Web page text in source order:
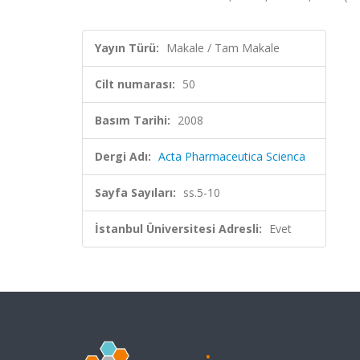
Yayın Türü: Makale / Tam Makale
Cilt numarası: 50
Basım Tarihi: 2008
Dergi Adı: Acta Pharmaceutica Scienca
Sayfa Sayıları: ss.5-10
İstanbul Üniversitesi Adresli: Evet